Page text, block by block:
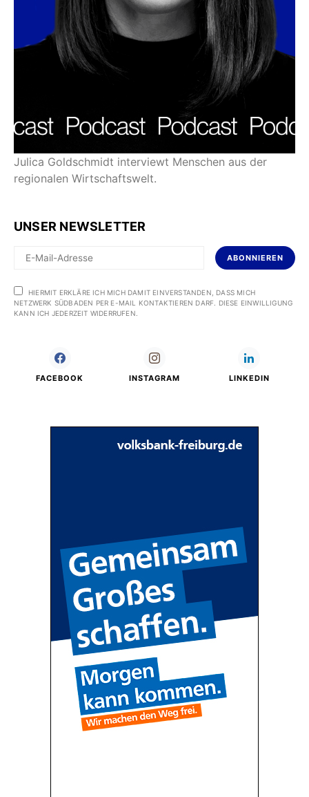
Julica Goldschmidt interviewt Menschen aus der
regionalen Wirtschaftswelt.
UNSER NEWSLETTER
ABONNIEREN
HIERMIT ERKLÄRE ICH MICH DAMIT EINVERSTANDEN, DASS MICH
NETZWERK SÜDBADEN PER E-MAIL KONTAKTIEREN DARF. DIESE EINWILLIGUNG
KANN ICH JEDERZEIT WIDERRUFEN.
FACEBOOK INSTAGRAM LINKEDIN